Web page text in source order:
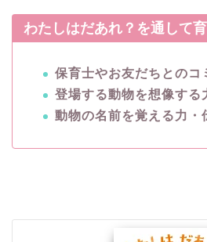
わたしはだあれ？を通して
保育士やお友だちとのコ
登場する動物を想像する
動物の名前を覚える力・